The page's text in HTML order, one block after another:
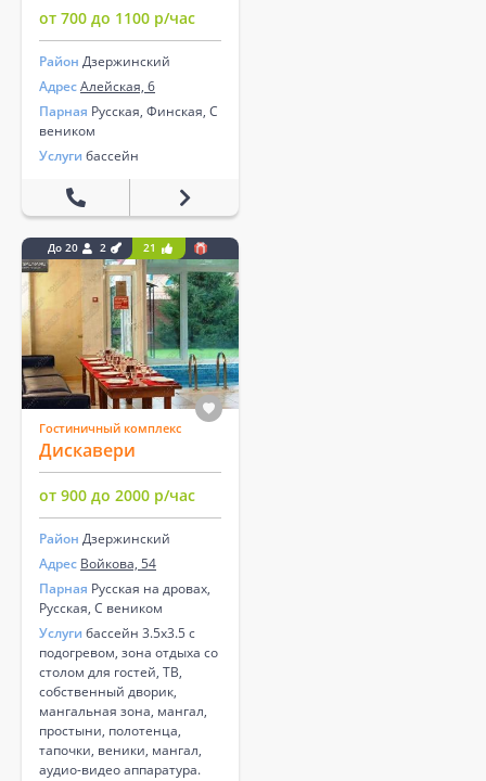
от 700 до 1100 р/час
Район Дзержинский
АдресАлейская, 6
Парная Русская, Финская, С
веником
Услуги бассейн
До 20 2 21
Гостиничный комплекс
Дискавери
от 900 до 2000 р/час
Район Дзержинский
Адрес Войкова, 54
Парная Русская на дровах,
Русская, С веником
Услуги бассейн 3.5х3.5 с
подогревом, зона отдыха со
столом для гостей, ТВ,
собственный дворик,
мангальная зона, мангал,
простыни, полотенца,
тапочки, веники, мангал,
аудио-видео аппаратура.